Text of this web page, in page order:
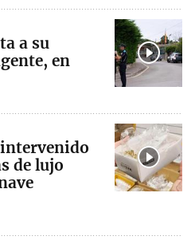
a su
en
de lujo